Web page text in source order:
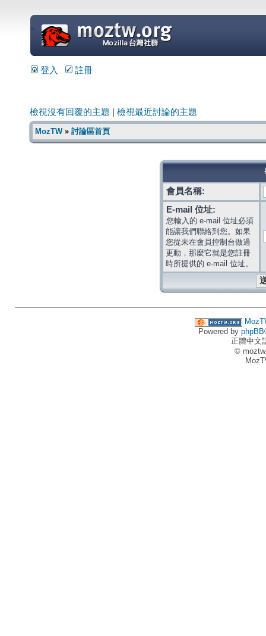
=
登入 註冊
檢視沒有回覆的主題 檢視最近討論的主題
MozTW» 討論區首頁
會員名稱:
E-mail 位址:
您輸入的 e-mail 位址必須
能讓我們聯絡到您。如果
您從未在會員控制台做過
更動，那麼它就是您註冊
時所提供的 e-mail 位址。
Powered by phpBB
正體中文
©